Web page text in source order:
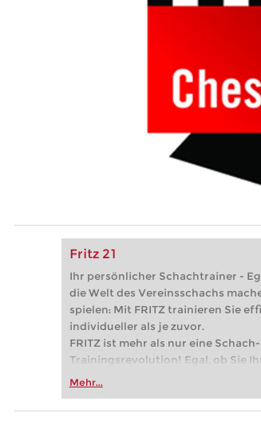
Fritz 21
Ihr persönlicher Schachtrainer -
die Welt des Vereinsschachs
spielen: Mit FRITZ trainieren Sie
individueller als je zuvor.
FRITZ ist mehr als nur eine
Trainingsrevolution! Egal, ob Sie
Vereinsschachs machen oder
zuvor.
Mehr...